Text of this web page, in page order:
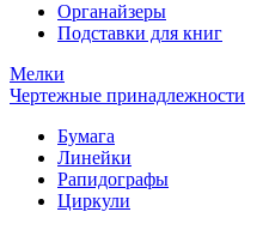
Органайзеры
Подставки для книг
Мелки
Чертежные принадлежности
Бумага
Линейки
Рапидографы
Циркули